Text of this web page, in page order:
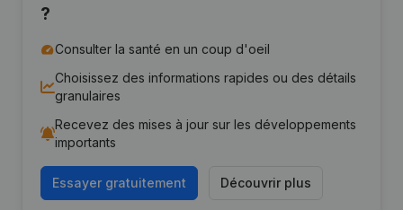
?
Consulter la santé en un coup d'oeil
Choisissez des informations rapides ou des détails
granulaires
Recevez des mises à jour sur les développements
importants
Essayer gratuitement Découvrir plus